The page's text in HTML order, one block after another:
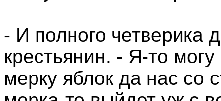
- И полного четверика
крестьянин. - Я-то
мерку яблок да нас со